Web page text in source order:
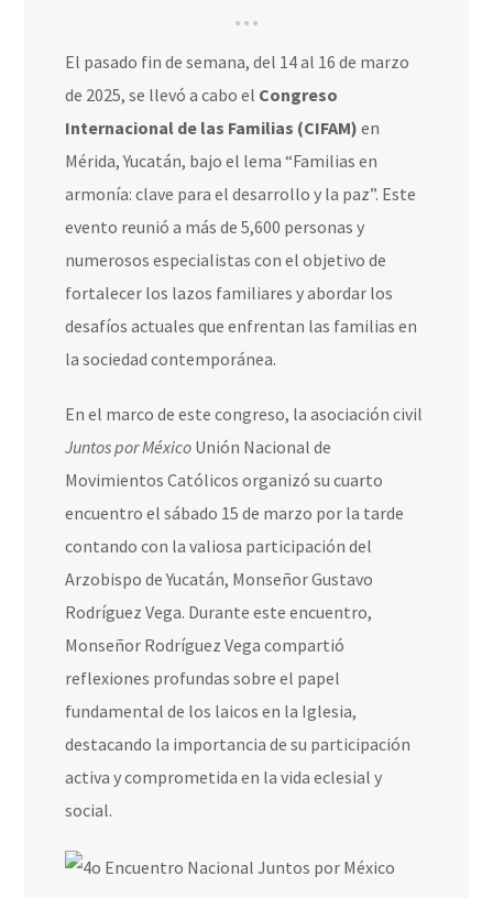
El pasado fin de semana, del 14 al 16 de marzo
de 2025, se llevó a cabo el Congreso
Internacional de las Familias (CIFAM) en
Mérida, Yucatán, bajo el lema “Familias en
armonía: clave para el desarrollo y la paz”. Este
evento reunió a más de 5,600 personas y
numerosos especialistas con el objetivo de
fortalecer los lazos familiares y abordar los
desafíos actuales que enfrentan las familias en
la sociedad contemporánea.
En el marco de este congreso, la asociación civil
Juntos por México Unión Nacional de
Movimientos Católicos organizó su cuarto
encuentro el sábado 15 de marzo por la tarde
contando con la valiosa participación del
Arzobispo de Yucatán, Monseñor Gustavo
Rodríguez Vega. Durante este encuentro,
Monseñor Rodríguez Vega compartió
reflexiones profundas sobre el papel
fundamental de los laicos en la Iglesia,
destacando la importancia de su participación
activa y comprometida en la vida eclesial y
social.